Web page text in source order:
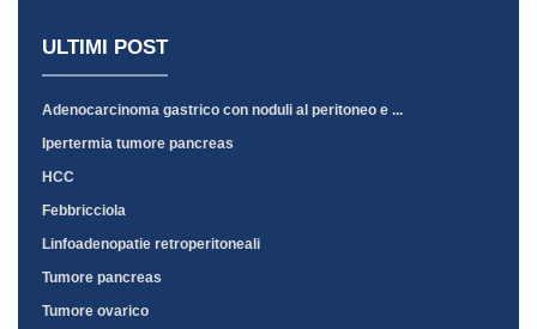
ULTIMI POST
Adenocarcinoma gastrico con noduli al peritoneo e ...
Ipertermia tumore pancreas
HCC
Febbricciola
Linfoadenopatie retroperitoneali
Tumore pancreas
Tumore ovarico